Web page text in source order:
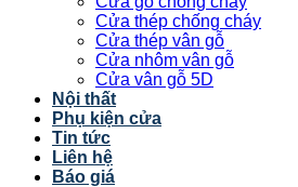
Cửa thép chống cháy
Cửa thép vân gỗ
Cửa nhôm vân gỗ
Cửa vân gỗ 5D
Nội thất
Phụ kiện cửa
Tin tức
Liên hệ
Báo giá